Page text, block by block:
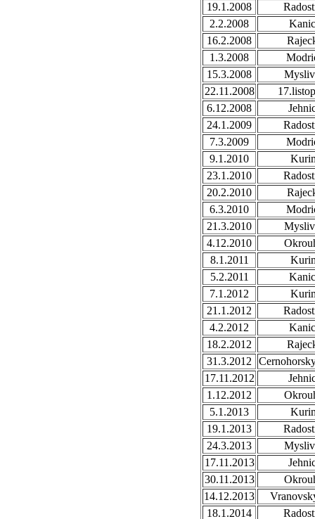
19.1.2008
2.2.2008
16.2.2008
1.3.2008
15.3.2008
22.11.2008
6.12.2008
24.1.2009
7.3.2009
9.1.2010
23.1.2010
20.2.2010
6.3.2010
21.3.2010
4.12.2010
8.1.2011
5.2.2011
7.1.2012
21.1.2012
4.2.2012
18.2.2012
31.3.2012
17.11.2012
1.12.2012
5.1.2013
19.1.2013
24.3.2013
17.11.2013
30.11.2013
14.12.2013
18.1.2014